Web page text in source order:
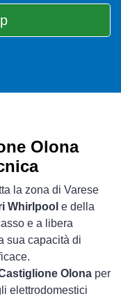
Olona
la zona di Varese
Whirlpool e della
e a libera
sua capacità di
Olona per
elettrodomestici